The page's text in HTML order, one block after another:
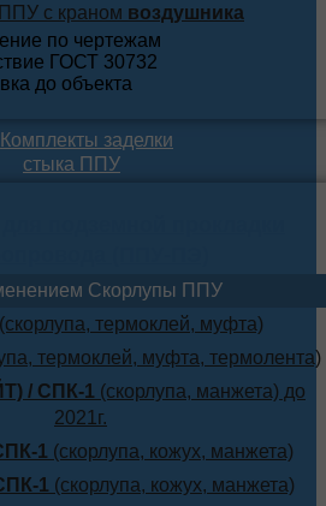
ППУ с краном воздушника
Комплекты заделки
стыка ППУ
Скорлупы ППУ
(скорлупа, термоклей, муфта)
термоклей, муфта, термолента)
/ СПК-1 (скорлупа, манжета) до
2021г.
1 (скорлупа, кожух, манжета)
1 (скорлупа, кожух, манжета)